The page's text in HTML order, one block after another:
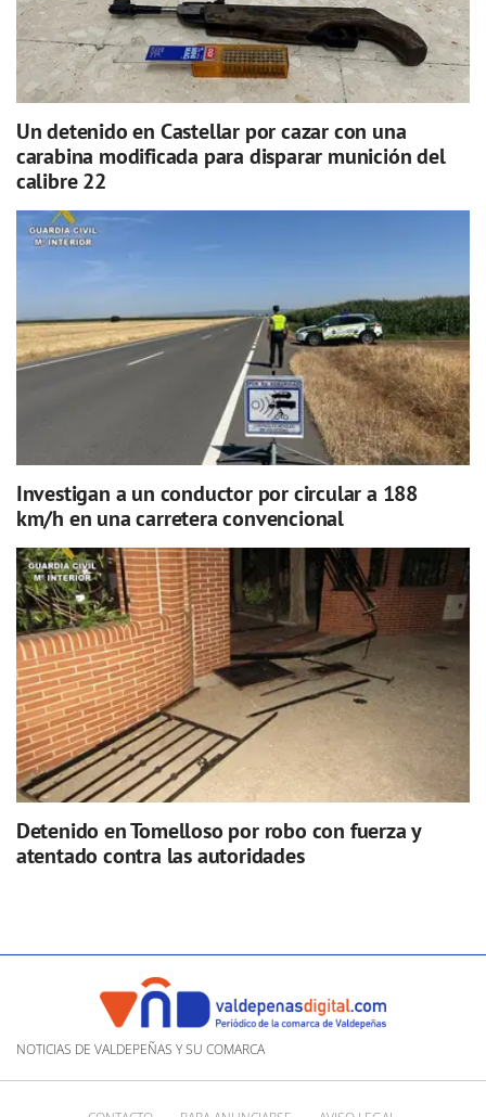
Un detenido en Castellar por cazar con una
carabina modificada para disparar munición del
calibre 22
Investigan a un conductor por circular a 188
km/h en una carretera convencional
Detenido en Tomelloso por robo con fuerza y
atentado contra las autoridades
NOTICIAS DE VALDEPEÑAS Y SU COMARCA